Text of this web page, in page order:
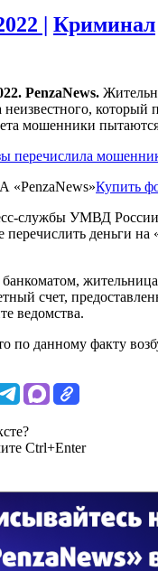
| Криминал
PenzaNews.
неизвестного,
мошенники
«PenzaNews»Купить
службы УМВД России
деньги на
счет,
ведомства.
по данному факту
Ctrl+Enter